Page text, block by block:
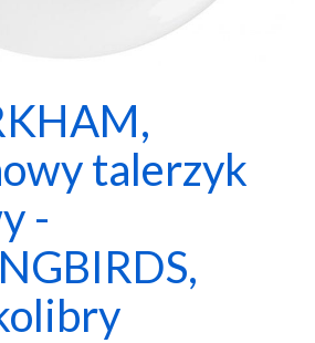
talerzyk
-